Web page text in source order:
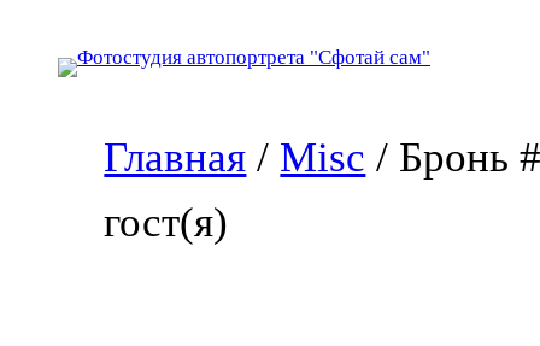
Главная / Misc / Бронь
гост(я)